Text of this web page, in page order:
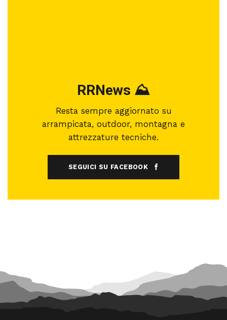
RRNews ⛰️
Resta sempre aggiornato su
arrampicata, outdoor, montagna e
attrezzature tecniche.
SEGUICI SU FACEBOOK